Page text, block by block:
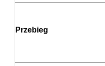
Przebieg